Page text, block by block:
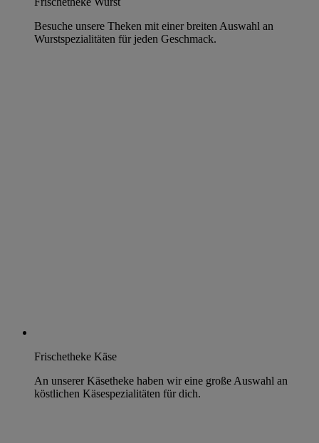
Besuche unsere Theken mit einer breiten Auswahl an
Wurstspezialitäten für jeden Geschmack.
Frischetheke Käse
An unserer Käsetheke haben wir eine große Auswahl an
köstlichen Käsespezialitäten für dich.